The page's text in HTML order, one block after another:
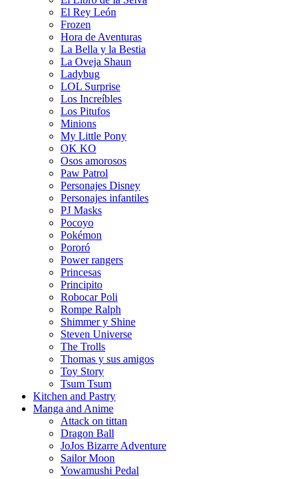
El Rey León
Frozen
Hora de Aventuras
La Bella y la Bestia
La Oveja Shaun
Ladybug
LOL Surprise
Los Increíbles
Los Pitufos
Minions
My Little Pony
OK KO
Osos amorosos
Paw Patrol
Personajes Disney
Personajes infantiles
PJ Masks
Pocoyo
Pokémon
Pororó
Power rangers
Princesas
Principito
Robocar Poli
Rompe Ralph
Shimmer y Shine
Steven Universe
The Trolls
Thomas y sus amigos
Toy Story
Tsum Tsum
Kitchen and Pastry
Manga and Anime
Attack on tittan
Dragon Ball
JoJos Bizarre Adventure
Sailor Moon
Yowamushi Pedal